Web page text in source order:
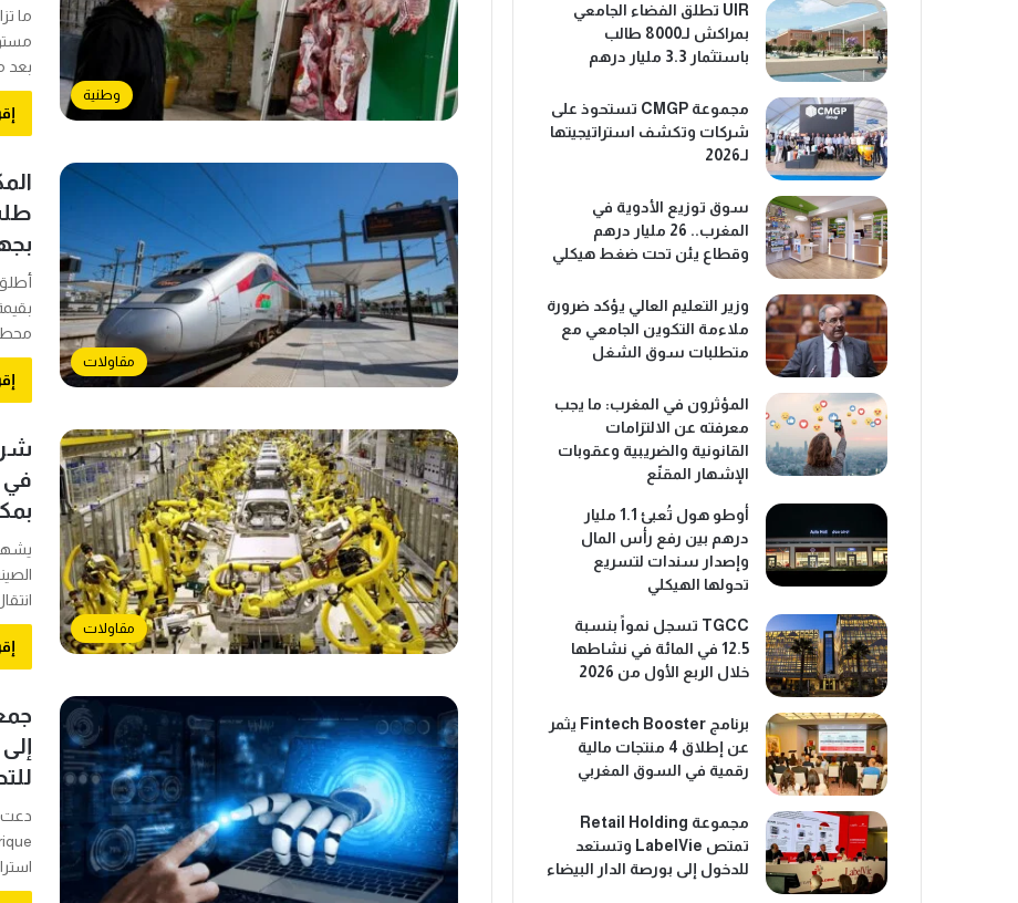
وطنية
ما
بعد
مقاولات
مقاولات
في
UIR تطلق الفضاء الجامعي
بمراكش لـ8000 طالب
باستثمار 3.3 مليار درهم
مجموعة CMGP تستحوذ على
شركات وتكشف استراتيجيتها
لـ2026
سوق توزيع الأدوية في
المغرب.. 26 مليار درهم
وقطاع يئن تحت ضغط هيكلي
وزير التعليم العالي يؤكد ضرورة
ملاءمة التكوين الجامعي مع
متطلبات سوق الشغل
المؤثرون في المغرب: ما يجب
معرفته عن الالتزامات
القانونية والضريبية وعقوبات
الإشهار المقنّع
أوطو هول تُعبئ 1.1 مليار
درهم بين رفع رأس المال
وإصدار سندات لتسريع
تحولها الهيكلي
TGCC تسجل نمواً بنسبة
12.5 في المائة في نشاطها
خلال الربع الأول من 2026
برنامج Fintech Booster يثمر
عن إطلاق 4 منتجات مالية
رقمية في السوق المغربي
مجموعة Retail Holding
تمتص LabelVie وتستعد
للدخول إلى بورصة الدار البيضاء